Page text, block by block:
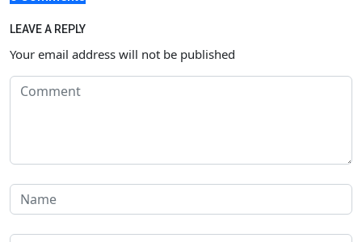
LEAVE A REPLY
Your email address will not be published